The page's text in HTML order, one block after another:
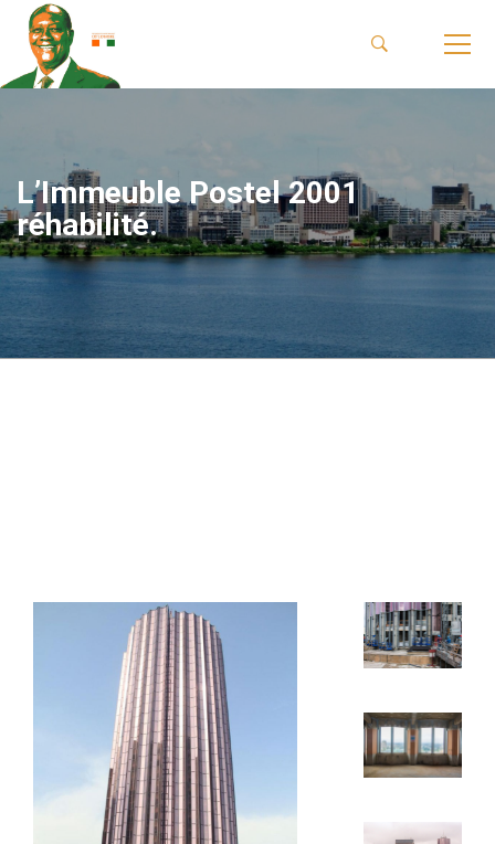
L’Immeuble Postel 2001
réhabilité.